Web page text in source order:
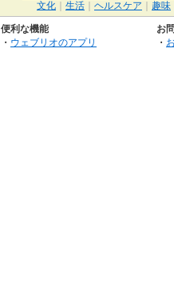
文化
生活 ヘルスケア 趣味
便利な機能
・ ウェブリオのアプリ
お
・